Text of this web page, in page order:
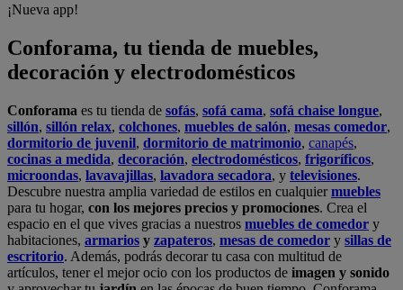
¡Nueva app!
Conforama, tu tienda de muebles,
decoración y electrodomésticos
Conforama es tu tienda de sofás, sofá cama, sofá chaise longue,
sillón, sillón relax, colchones, muebles de salón, mesas comedor,
dormitorio de juvenil, dormitorio de matrimonio, canapés,
cocinas a medida, decoración, electrodomésticos, frigoríficos,
microondas, lavavajillas, lavadora secadora, y televisiones.
Descubre nuestra amplia variedad de estilos en cualquiermuebles
para tu hogar, con los mejores precios y promociones. Crea el
espacio en el que vives gracias a nuestros muebles de comedor y
habitaciones, armarios y zapateros, mesas de comedor y sillas de
escritorio. Además, podrás decorar tu casa con multitud de
artículos, tener el mejor ocio con los productos de imagen y sonido